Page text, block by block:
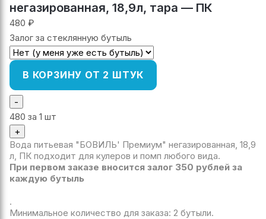
негазированная, 18,9л, тара — ПК
480 ₽
Залог за стеклянную бутыль
В КОРЗИНУ ОТ 2 ШТУК
-
480 за 1 шт
+
Вода питьевая "БОВИЛЬ' Премиум" негазированная, 18,9
л, ПК подходит для кулеров и помп любого вида.
При первом заказе вносится залог 350 рублей за
каждую бутыль
.
Минимальное количество для заказа: 2 бутыли.